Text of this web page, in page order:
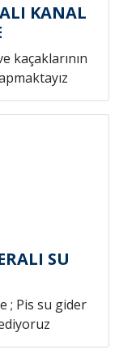
KANAL
kaçaklarının
SU
; Pis su gider